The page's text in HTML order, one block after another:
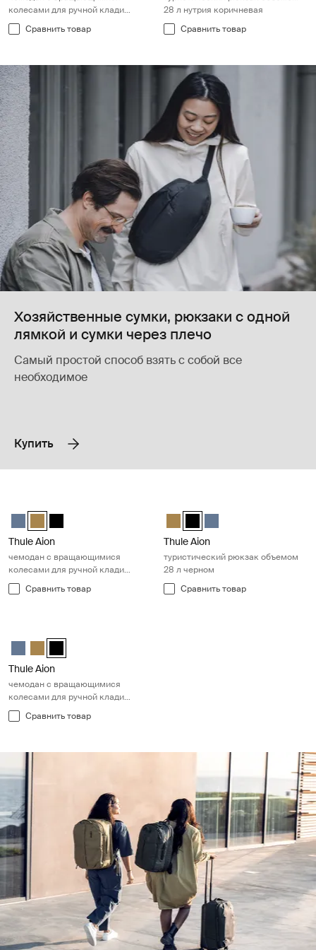
колесами для ручной клади
темный сланец
Сравнить товар
28 л нутрия коричневая
Сравнить товар
Хозяйственные сумки, рюкзаки с одной
лямкой и сумки через плечо
Самый простой способ взять с собой все
необходимое
Купить
Thule Aion carry on spinner Темно-серый шифер
Thule Aion carry on spinner Nutria brown (selected)
Thule Aion carry on spinner Чёрный
Thule Aion
чемодан с вращающимися
колесами для ручной клади
нутрия коричневая
Сравнить товар
Thule Aion travel backpack 28L
Thule Aion travel backpack
Thule Aion travel
Thule Aion
туристический рюкзак объемом
28 л черном
Сравнить товар
Thule Aion carry on spinner Темно-серый шифер
Thule Aion carry on spinner Nutria brown
Thule Aion carry on spinner Чёрный (selected)
Thule Aion
чемодан с вращающимися
колесами для ручной клади
черном
Сравнить товар